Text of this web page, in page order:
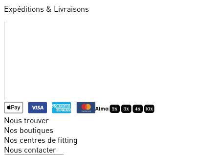
Expéditions & Livraisons
Nous trouver
Nos boutiques
Nos centres de fitting
Nous contacter